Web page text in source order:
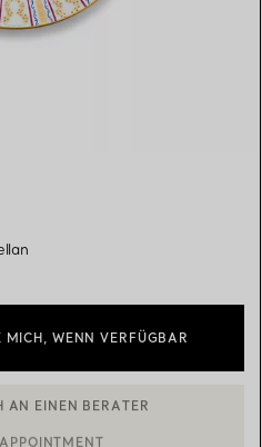
MICH, WENN VERFÜGBAR